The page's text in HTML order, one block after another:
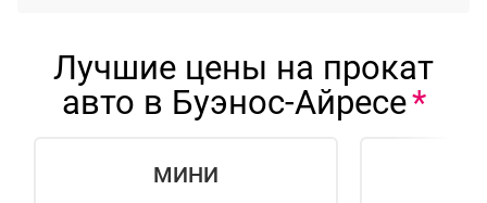
Лучшие цены на прокат
авто в Буэнос-Айресе
МИНИ